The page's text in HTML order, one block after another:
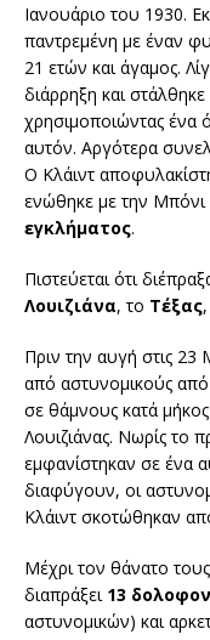
Ιανουάριο του 1930.
παντρεμένη με έναν
21 ετών και άγαμος.
διάρρηξη και
χρησιμοποιώντας
αυτόν. Αργότερα
Ο Κλάιντ
ενώθηκε με την Μπόνι
εγκλήματος.
Πιστεύεται ότι
Λουιζιάνα, το Τέξας
Πριν την αυγή στις 23
από αστυνομικούς από
σε θάμνους κατά
Λουιζιάνας. Νωρίς το
εμφανίστηκαν σε ένα
διαφύγουν, οι
Κλάιντ σκοτώθηκαν
Μέχρι τον θάνατο τους
διαπράξει 13
αστυνομικών) και